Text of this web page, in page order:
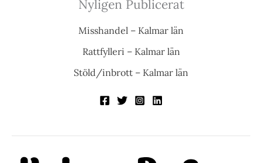
Nyligen Publicerat
Misshandel – Kalmar län
Rattfylleri – Kalmar län
Stöld/inbrott – Kalmar län